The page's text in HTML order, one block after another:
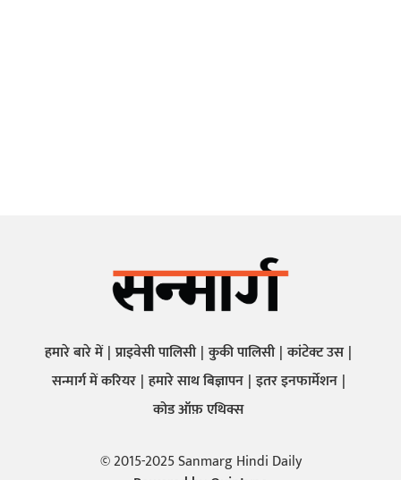
हमारे बारे में प्राइवेसी पालिसी कुकी पालिसी कांटेक्ट उस
सन्मार्ग में करियर हमारे साथ बिज्ञापन इतर इनफार्मेशन
कोड ऑफ़ एथिक्स
© 2015-2025 Sanmarg Hindi Daily